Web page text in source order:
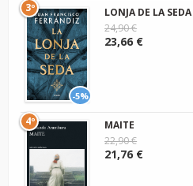
-5%
3º
LONJA DE LA SEDA
24,90 €
23,66 €
4º
MAITE
22,90 €
21,76 €